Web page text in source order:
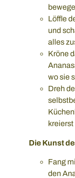
Löffle
und
alles
Kröne
wo sie
Dreh
kreierst
Die Kunst
Fang
den